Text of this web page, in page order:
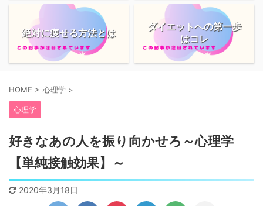
絶対に痩せる方法とは
ダイエットへの第一歩
はコレ
HOME > 心理学 >
心理学
好きなあの人を振り向かせろ～心理学
【単純接触効果】～
2020年3月18日